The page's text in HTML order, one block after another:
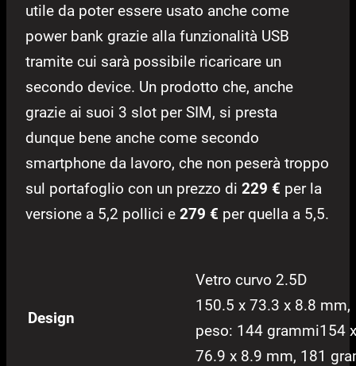
utile da poter essere usato anche come
power bank grazie alla funzionalità USB
tramite cui sarà possibile ricaricare un
secondo device. Un prodotto che, anche
grazie ai suoi 3 slot per SIM, si presta
dunque bene anche come secondo
smartphone da lavoro, che non peserà troppo
sul portafoglio con un prezzo di 229 € per la
versione a 5,2 pollici e 279 € per quella a 5,5.
Design
Vetro curvo 2.5D
150.5 x 73.3 x 8.8 mm,
peso: 144 grammi154 x
76.9 x 8.9 mm, 181